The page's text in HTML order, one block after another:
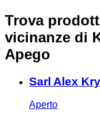
Trova
vicinanze di
Apego
Sarl Alex
Aperto